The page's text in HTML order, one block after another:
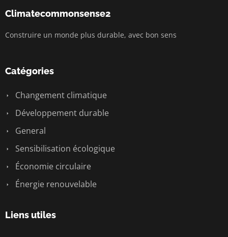
Climatecommonsense2
Construire un monde plus durable, avec bon sens
Catégories
Changement climatique
Développement durable
General
Sensibilisation écologique
Économie circulaire
Énergie renouvelable
Liens utiles